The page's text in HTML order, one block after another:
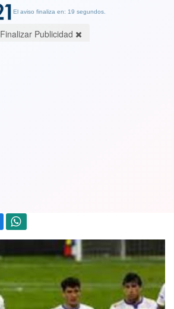
El aviso finaliza en: 19 segundos.
Finalizar Publicidad